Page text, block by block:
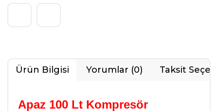
Ürün Bilgisi Yorumlar (0) Taksit
Apaz 100 Lt Kompresör